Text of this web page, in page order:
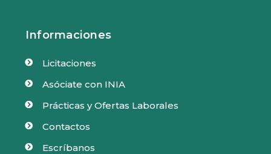
Informaciones
 Licitaciones
 Asóciate con INIA
 Prácticas y Ofertas Laborales
 Contactos
 Escríbanos